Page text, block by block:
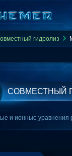
гидролиз
СОВМЕСТНЫЙ
и ионные уравнения